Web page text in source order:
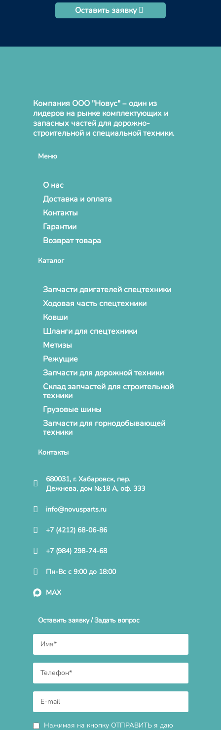
Оставить заявку
Компания ООО "Новус" – один из
лидеров на рынке комплектующих и
запасных частей для дорожно-
строительной и специальной техники.
Меню
О нас
Доставка и оплата
Контакты
Гарантии
Возврат товара
Каталог
Запчасти двигателей спецтехники
Ходовая часть спецтехники
Ковши
Шланги для спецтехники
Метизы
Режущие
Запчасти для дорожной техники
Склад запчастей для строительной
техники
Грузовые шины
Запчасти для горнодобывающей
техники
Контакты
680031, г. Хабаровск, пер.
Дежнева, дом №18 А, оф. 333
info@novusparts.ru
+7 (4212) 68-06-86
+7 (984) 298-74-68
Пн-Вс с 9:00 до 18:00
MAX
Оставить заявку / Задать вопрос
Нажимая на кнопку ОТПРАВИТЬ я даю